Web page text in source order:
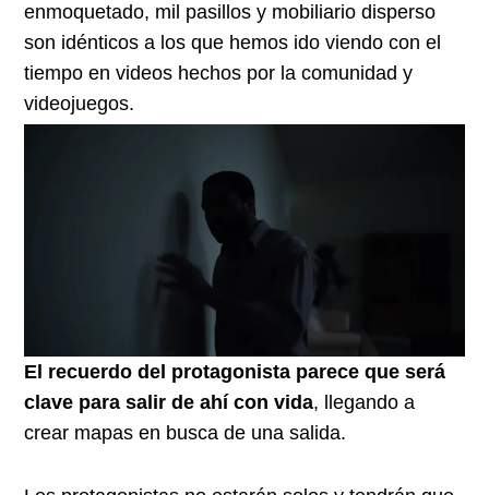
enmoquetado, mil pasillos y mobiliario disperso
son idénticos a los que hemos ido viendo con el
tiempo en videos hechos por la comunidad y
videojuegos.
El recuerdo del protagonista parece que será
clave para salir de ahí con vida, llegando a
crear mapas en busca de una salida.